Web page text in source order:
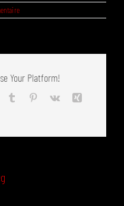
Your Platform!
Tumblr Pinterest
Vk
Xing